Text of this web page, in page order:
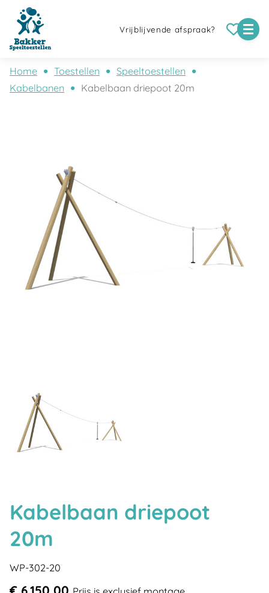
Vrijblijvende afspraak?
Home Toestellen
Speeltoestellen
Kabelbanen
Kabelbaan driepoot 20m
Kabelbaan driepoot
20m
WP-302-20